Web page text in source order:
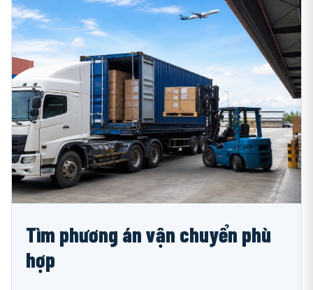
Tìm phương án vận chuyển phù
hợp